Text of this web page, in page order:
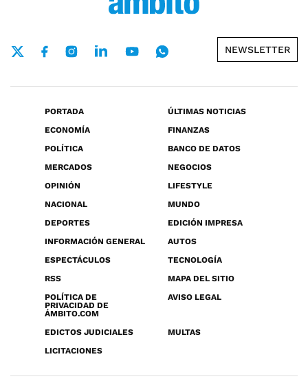
NEWSLETTER
PORTADA
ÚLTIMAS NOTICIAS
ECONOMÍA
FINANZAS
POLÍTICA
BANCO DE DATOS
MERCADOS
NEGOCIOS
OPINIÓN
LIFESTYLE
NACIONAL
MUNDO
DEPORTES
EDICIÓN IMPRESA
INFORMACIÓN GENERAL
AUTOS
ESPECTÁCULOS
TECNOLOGÍA
RSS
MAPA DEL SITIO
POLÍTICA DE
PRIVACIDAD DE
ÁMBITO.COM
AVISO LEGAL
EDICTOS JUDICIALES
MULTAS
LICITACIONES